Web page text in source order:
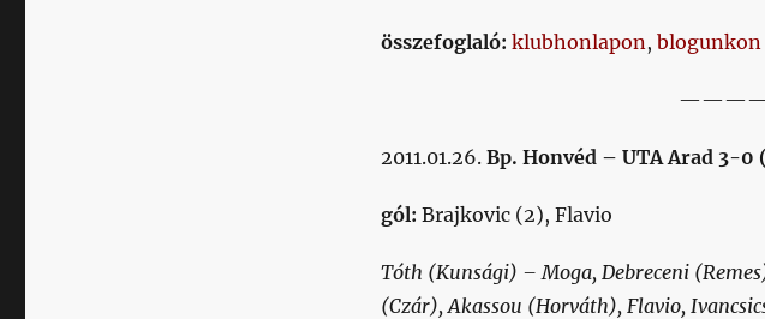
összefoglaló: klubhonlapon, blogunkon
2011.01.26. Bp. Honvéd – UTA Arad 3-0
gól: Brajkovic (2), Flavio
Tóth (Kunsági) – Moga, Debreceni
(Czár), Akassou (Horváth), Flavio,